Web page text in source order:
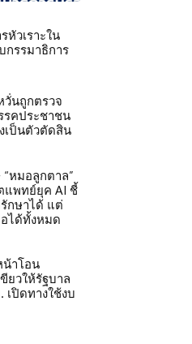
หัวเราะใน
กรรมาธิการ
วั่นถูกตรวจ
รคประชาชน
เป็นตัวตัดสิน
หมอลูกตาล”
แพทย์ยุค AI ชี้
กษาได้ แต่
ได้ทั้งหมด
น้าโอน
ยวให้รัฐบาล
เปิดทางใช้งบ